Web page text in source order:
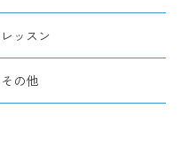
レッスン
その他